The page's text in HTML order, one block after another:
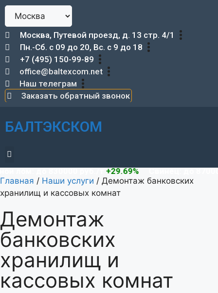
Москва, Путевой проезд, д. 13 стр. 4/1
Пн.-Сб. с 09 до 20, Вс. с 9 до 18
+7 (495) 150-99-89
office@baltexcom.net
Наш телеграм
Заказать обратный звонок
БАЛТЭКСКОМ
до 830000 руб./т+29.69%
Свинец: до 87000
Главная / Наши услуги / Демонтаж банковских
хранилищ и кассовых комнат
Демонтаж
банковских
хранилищ и
кассовых комнат